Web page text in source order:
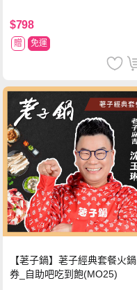
$798
贈 免運
【荖子鍋】荖子經典套餐火鍋
券_自助吧吃到飽(MO25)